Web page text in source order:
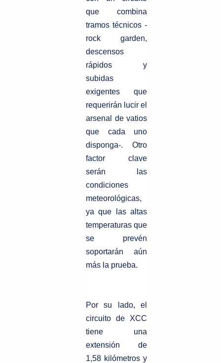
que combina
tramos técnicos -
rock garden,
descensos
rápidos y
subidas
exigentes que
requerirán lucir el
arsenal de vatios
que cada uno
disponga-. Otro
factor clave
serán las
condiciones
meteorológicas,
ya que las altas
temperaturas que
se prevén
soportarán aún
más la prueba.
Por su lado, el
circuito de XCC
tiene una
extensión de
1,58 kilómetros y